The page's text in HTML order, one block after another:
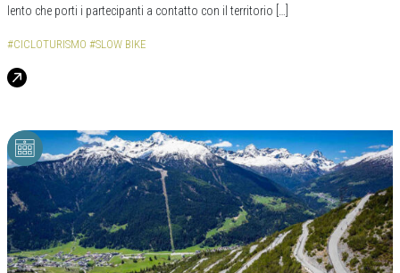
lento che porti i partecipanti a contatto con il territorio […]
#CICLOTURISMO #SLOW BIKE